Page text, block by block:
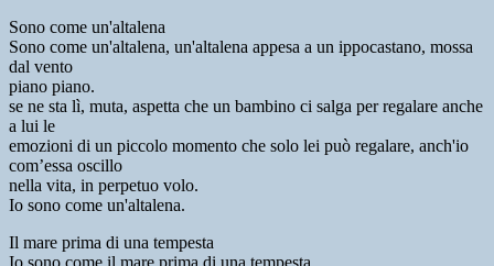
Sono come un'altalena
Sono come un'altalena, un'altalena appesa a un ippocastano, mossa
dal vento
piano piano.
se ne sta lì, muta, aspetta che un bambino ci salga per regalare anche
a lui le
emozioni di un piccolo momento che solo lei può regalare, anch'io
com’essa oscillo
nella vita, in perpetuo volo.
Io sono come un'altalena.
Il mare prima di una tempesta
Io sono come il mare prima di una tempesta